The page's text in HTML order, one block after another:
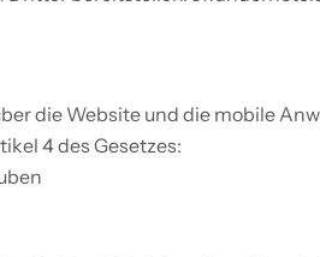
die Website und die mobile
4 des Gesetzes: